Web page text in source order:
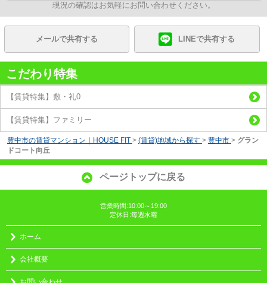
現況の確認はお気軽にお問い合わせください。
メールで共有する LINEで共有する
こだわり特集
【賃貸特集】敷・礼0
【賃貸特集】ファミリー
豊中市の賃貸マンション｜HOUSE FIT > (賃貸)地域から探す > 豊中市 > グラン
ドコート向丘
ページトップに戻る
営業時間:10:00～19:00
定休日:毎週水曜
ホーム
会社概要